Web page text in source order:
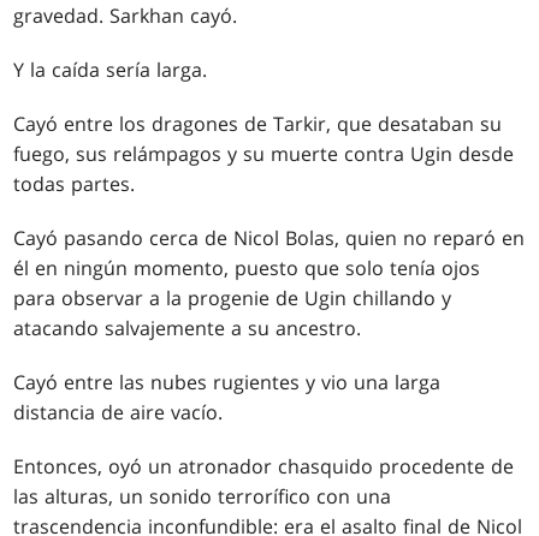
gravedad. Sarkhan cayó.
Y la caída sería larga.
Cayó entre los dragones de Tarkir, que desataban su
fuego, sus relámpagos y su muerte contra Ugin desde
todas partes.
Cayó pasando cerca de Nicol Bolas, quien no reparó en
él en ningún momento, puesto que solo tenía ojos
para observar a la progenie de Ugin chillando y
atacando salvajemente a su ancestro.
Cayó entre las nubes rugientes y vio una larga
distancia de aire vacío.
Entonces, oyó un atronador chasquido procedente de
las alturas, un sonido terrorífico con una
trascendencia inconfundible: era el asalto final de Nicol